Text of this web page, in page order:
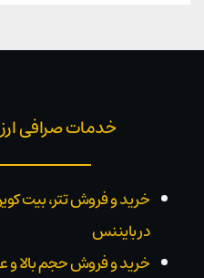
خدمات صرافی
خرید و فروش تتر، بیت
در بایننس
خرید و فروش حجم بالا و